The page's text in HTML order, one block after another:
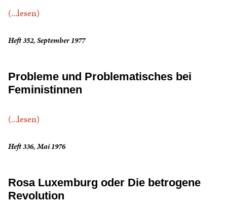
(...lesen)
Heft 352, September 1977
Probleme und Problematisches bei
Feministinnen
(...lesen)
Heft 336, Mai 1976
Rosa Luxemburg oder Die betrogene
Revolution